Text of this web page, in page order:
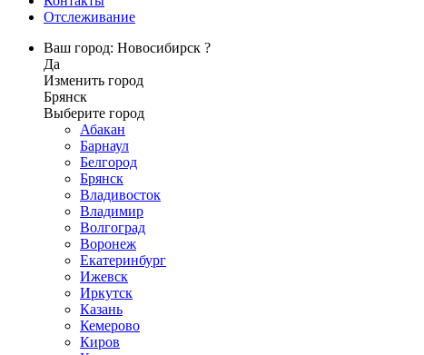
Отслеживание
Ваш город: Новосибирск ?
Да
Изменить город
Брянск
Выберите город
Абакан
Барнаул
Белгород
Брянск
Владивосток
Владимир
Волгоград
Воронеж
Екатеринбург
Ижевск
Иркутск
Казань
Кемерово
Киров